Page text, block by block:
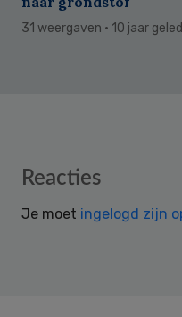
31 weergaven · 10 jaar
Reader
Reacties
Je moet ingelogd zijn